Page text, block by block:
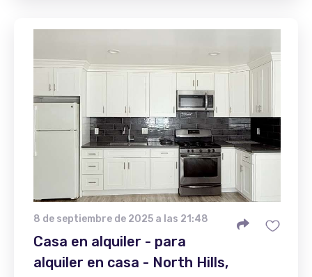
8 de septiembre de 2025 a las 21:48
Casa en alquiler - para
alquiler en casa - North Hills,